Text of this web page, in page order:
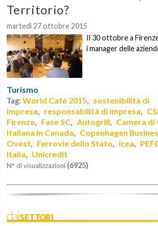
Territorio?
martedì 27 ottobre 2015
Il 30 ottobre a
i manager delle
Turismo
Tag:World Cafè 2015, sostenibilità di
impresa, responsabilità di impresa,
Firenze, Fase SC,Autogrill, Camera di
Italiana in Canada, Copenhagen
Ovest, Ferrovie dello Stato, icea,
Italia, Unicredit
N° di visualizzazioni (6925)
daiSETTORI